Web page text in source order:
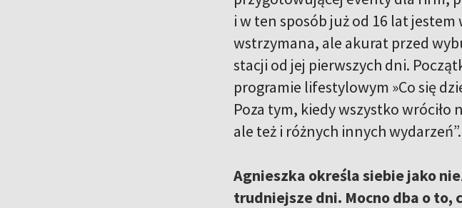
i w ten sposób już od 16 lat
wstrzymana, ale akurat przed
stacji od jej pierwszych dni.
programie lifestylowym »Co się
Poza tym, kiedy wszystko
ale też i różnych innych wydarzeń”.
Agnieszka określa siebie jako
trudniejsze dni. Mocno dba o to,